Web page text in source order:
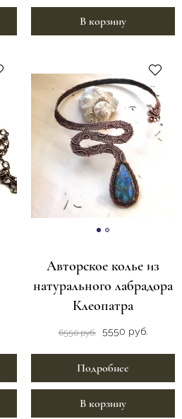
В корзину
Авторское колье из
натурального лабрадора
Клеопатра
6550 руб. 5550 руб.
Подробнее
В корзину